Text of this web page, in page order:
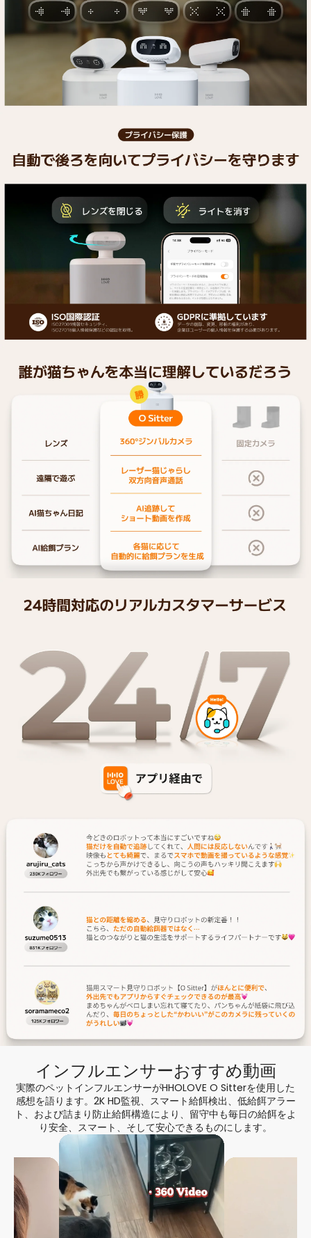
インフルエンサーおすすめ動画
実際のペットインフルエンサーがHHOLOVE O Sitterを使用した
感想を語ります。2K HD監視、スマート給餌検出、低給餌アラー
ト、および詰まり防止給餌構造により、留守中も毎日の給餌をよ
り安全、スマート、そして安心できるものにします。